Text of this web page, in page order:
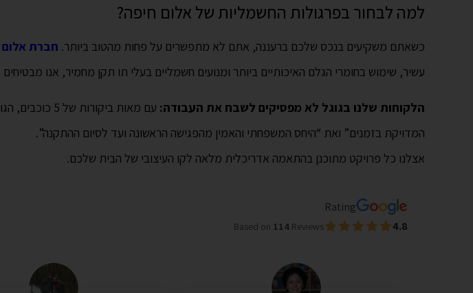
למה לבחור בפרגולות החשמליות של אלום חיפה?
כשאתם משקיעים בנכס שלכם ברעננה, אתם לא מתפשרים על פחות מהטוב ביותר. חברת אלום
עשיר, שימוש בחומרי הגלם האיכותיים ביותר ומנועים חשמליים בעלי תו תקן מחמיר, אנו
הלקוחות שלנו בגוגל לא מפסיקים לשבח את העבודה:
עם מאות
המדויקת בזמנים” ואת “היחס המשפחתי והאמין מהפגישה הראשונה ועד לסיום ההתקנה”.
אצלנו כל פרויקט מתוכנן בהתאמה אדריכלית מלאה לקו העיצובי של הבית שלכם.
Rating
4.8
Based on 114 Reviews